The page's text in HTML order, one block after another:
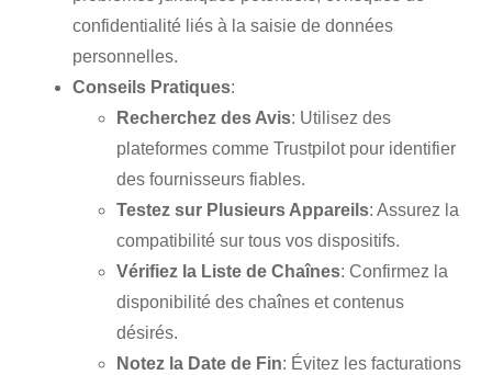
confidentialité liés à la saisie de données
personnelles.
Conseils Pratiques:
Recherchez des Avis: Utilisez des
plateformes comme Trustpilot pour identifier
des fournisseurs fiables.
Testez sur Plusieurs Appareils: Assurez la
compatibilité sur tous vos dispositifs.
Vérifiez la Liste de Chaînes: Confirmez la
disponibilité des chaînes et contenus
désirés.
Notez la Date de Fin: Évitez les facturations